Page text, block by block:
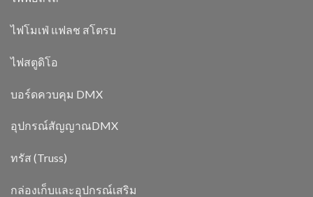
ไฟโมเฟ่ แฟลช สโตรบ
ไฟสตูดิโอ
บอร์ดควบคุม DMX
อุปกรณ์สัญญาณDMX
ทรัส (Truss)
กล่องเก็บและอุปกรณ์เสริม